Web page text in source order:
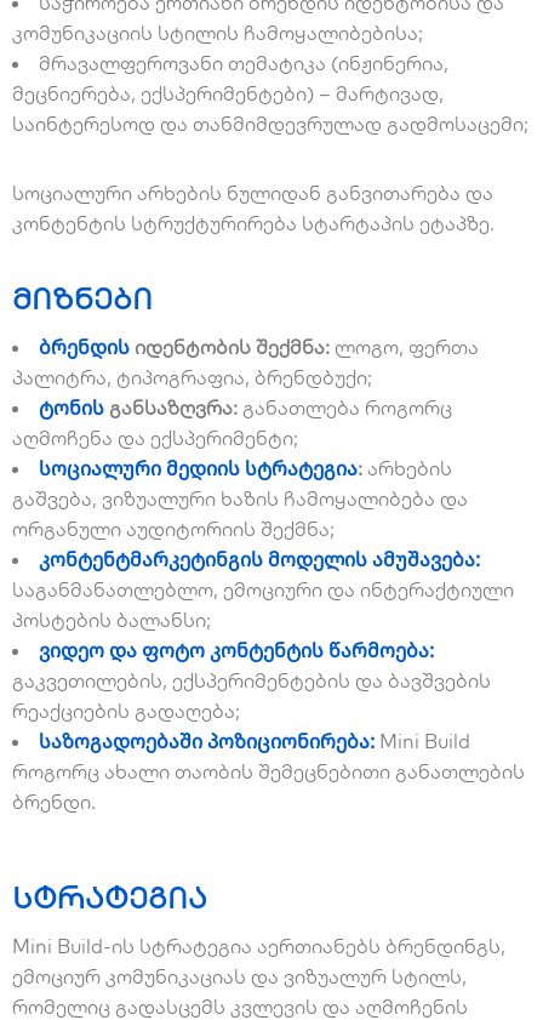
კომუნიკაციის სტილის ჩამოყალიბებისა;
მრავალფეროვანი თემატიკა (ინჟინერია,
მეცნიერება, ექსპერიმენტები) – მარტივად,
საინტერესოდ და თანმიმდევრულად გადმოსაცემი;
სოციალური არხების ნულიდან განვითარება და
კონტენტის სტრუქტურირება სტარტაპის ეტაპზე.
მიზნები
ბრენდის იდენტობის შექმნა: ლოგო, ფერთა
პალიტრა, ტიპოგრაფია, ბრენდბუქი;
ტონის განსაზღვრა: განათლება როგორც
აღმოჩენა და ექსპერიმენტი;
სოციალური მედიის სტრატეგია: არხების
გაშვება, ვიზუალური ხაზის ჩამოყალიბება და
ორგანული აუდიტორიის შექმნა;
კონტენტმარკეტინგის მოდელის ამუშავება:
საგანმანათლებლო, ემოციური და ინტერაქტიული
პოსტების ბალანსი;
ვიდეო და ფოტო კონტენტის წარმოება:
გაკვეთილების, ექსპერიმენტების და ბავშვების
რეაქციების გადაღება;
საზოგადოებაში პოზიციონირება: Mini Build
როგორც ახალი თაობის შემეცნებითი განათლების
ბრენდი.
სტრატეგია
Mini Build-ის სტრატეგია აერთიანებს ბრენდინგს,
ემოციურ კომუნიკაციას და ვიზუალურ სტილს,
რომელიც გადასცემს კვლევის და აღმოჩენის